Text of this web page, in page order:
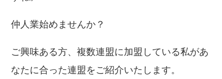
仲人業始めませんか？
ご興味ある方、複数連盟に加盟している私があ
なたに合った連盟をご紹介いたします。